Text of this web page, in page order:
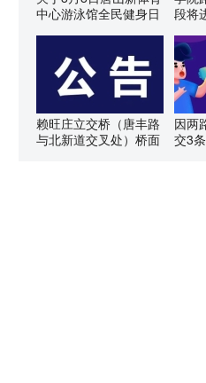
中心游泳馆全民健身日
段将
赖旺庄立交桥（唐丰路
与北新道交叉处）桥面
因两
交3